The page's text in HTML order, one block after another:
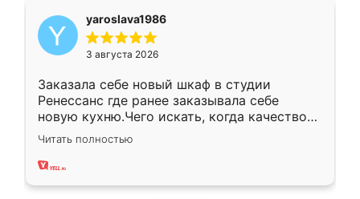
yaroslava1986
3 августа 2026
Заказала себе новый шкаф в студии
Ренессанс где ранее заказывала себе
новую кухню.Чего искать, когда качеством
вполне довольна. Служит кухня уже почти
два года, нареканий нет.
Читать полностью